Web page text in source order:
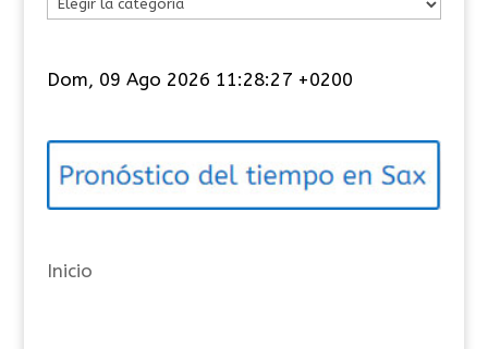
e
o
í
s
Dom, 09 Ago 2026 11:28:27 +0200
Inicio